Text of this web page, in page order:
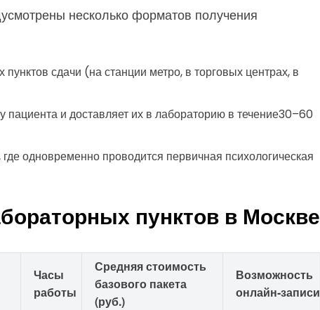
несколько форматов получения
сдачи (на станции метро, в торговых центрах, в
и доставляет их в лабораторию в течение30–60
одновременно проводится первичная психологическая
пунктов в Москве
Часы
работы
Средняя стоимость
базового пакета
(руб.)
Возможность
онлайн‑записи